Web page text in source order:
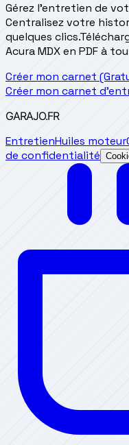
Gérez l'entretien de
Centralisez votre
quelques clics.
Acura MDX en PDF à
Créer mon carnet
Créer mon carnet
GARAJO.FR
EntretienHuiles moteur
de confidentialité